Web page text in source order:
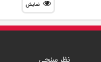
نمایش